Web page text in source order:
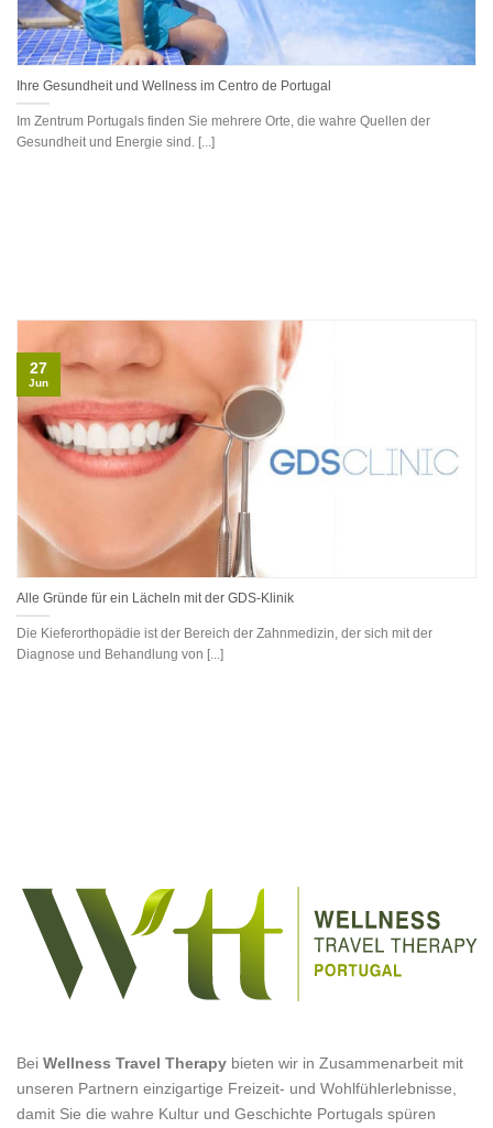
Ihre Gesundheit und Wellness im Centro de Portugal
Im Zentrum Portugals finden Sie mehrere Orte, die wahre Quellen der
Gesundheit und Energie sind. [...]
Alle Gründe für ein Lächeln mit der GDS-Klinik
Die Kieferorthopädie ist der Bereich der Zahnmedizin, der sich mit der
Diagnose und Behandlung von [...]
27
Jun
Bei Wellness Travel Therapy bieten wir in Zusammenarbeit mit
unseren Partnern einzigartige Freizeit- und Wohlfühlerlebnisse,
damit Sie die wahre Kultur und Geschichte Portugals spüren